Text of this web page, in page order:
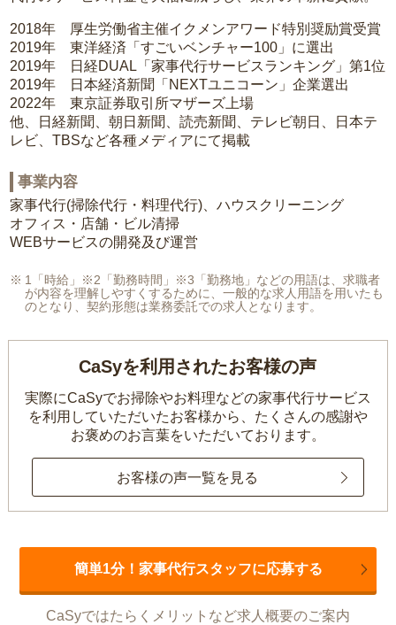
2018年 厚生労働省主催イクメンアワード特別奨励賞受賞
2019年 東洋経済「すごいベンチャー100」に選出
2019年 日経DUAL「家事代行サービスランキング」第1位
2019年 日本経済新聞「NEXTユニコーン」企業選出
2022年 東京証券取引所マザーズ上場
他、日経新聞、朝日新聞、読売新聞、テレビ朝日、日本テ
レビ、TBSなど各種メディアにて掲載
事業内容
家事代行(掃除代行・料理代行)、ハウスクリーニング
オフィス・店舗・ビル清掃
WEBサービスの開発及び運営
1「時給」※2「勤務時間」※3「勤務地」などの用語は、求職者
が内容を理解しやすくするために、一般的な求人用語を用いたも
のとなり、契約形態は業務委託での求人となります。
CaSyを利用されたお客様の声
実際にCaSyでお掃除やお料理などの家事代行サービス
を利用していただいたお客様から、 たくさんの感謝や
お褒めのお言葉をいただいております。
お客様の声一覧を見る
簡単1分！家事代行スタッフに応募する
CaSyではたらくメリットなど求人概要のご案内